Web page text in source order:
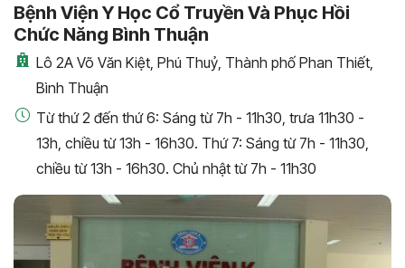
Bệnh Viện Y Học Cổ Truyền Và Phục Hồi
Chức Năng Bình Thuận
Lô 2A Võ Văn Kiệt, Phú Thuỷ, Thành phố Phan Thiết,
Bình Thuận
Từ thứ 2 đến thứ 6: Sáng từ 7h - 11h30, trưa 11h30 -
13h, chiều từ 13h - 16h30. Thứ 7: Sáng từ 7h - 11h30,
chiều từ 13h - 16h30. Chủ nhật từ 7h - 11h30